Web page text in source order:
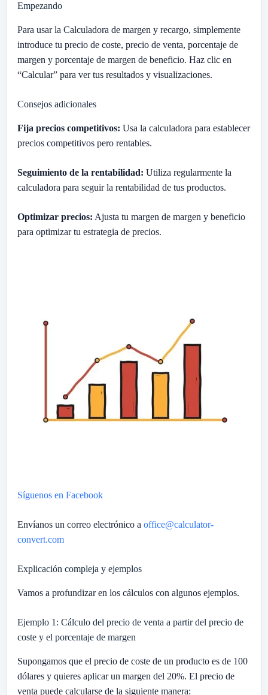
Empezando
Para usar la Calculadora de margen y recargo, simplemente
introduce tu precio de coste, precio de venta, porcentaje de
margen y porcentaje de margen de beneficio. Haz clic en
“Calcular” para ver tus resultados y visualizaciones.
Consejos adicionales
Fija precios competitivos: Usa la calculadora para establecer
precios competitivos pero rentables.
Seguimiento de la rentabilidad: Utiliza regularmente la
calculadora para seguir la rentabilidad de tus productos.
Optimizar precios: Ajusta tu margen de margen y beneficio
para optimizar tu estrategia de precios.
Síguenos en Facebook
Envíanos un correo electrónico a office@calculator-
convert.com
Explicación compleja y ejemplos
Vamos a profundizar en los cálculos con algunos ejemplos.
Ejemplo 1: Cálculo del precio de venta a partir del precio de
coste y el porcentaje de margen
Supongamos que el precio de coste de un producto es de 100
dólares y quieres aplicar un margen del 20%. El precio de
venta puede calcularse de la siguiente manera: